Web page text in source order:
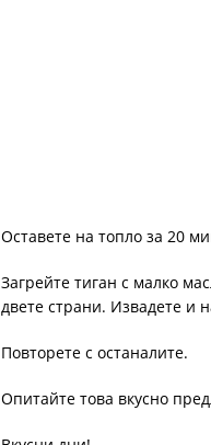
Оставете на топло за 20
Загрейте тиган с малко
двете страни. Извадете и
Повторете с останалите.
Опитайте това вкусно